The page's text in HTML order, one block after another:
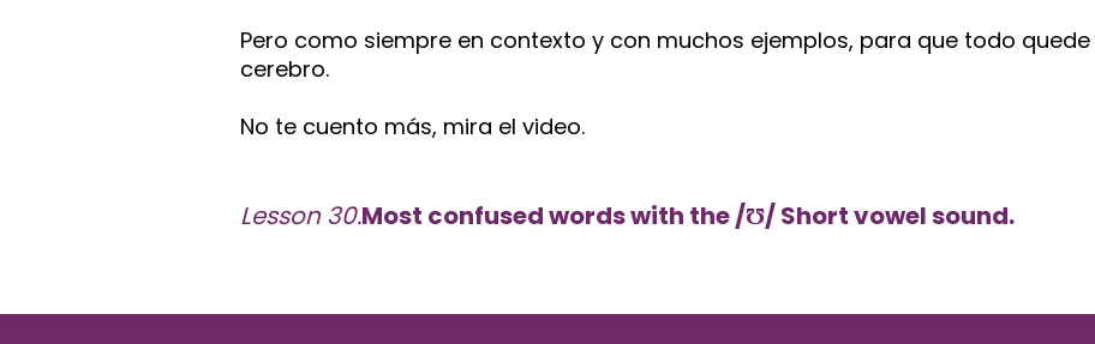
Pero como siempre en contexto y con muchos ejemplos, para que todo
cerebro.
No te cuento más, mira el video.
Lesson 30.Most confused words with the /Ʊ/ Short vowel sound.